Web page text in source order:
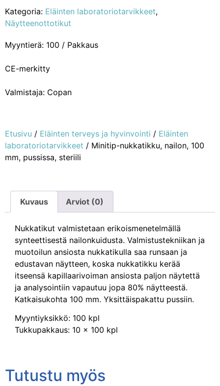
Kategoria: Eläinten laboratoriotarvikkeet,
Näytteenottotikut
Myyntierä: 100 / Pakkaus
CE-merkitty
Valmistaja: Copan
Etusivu / Eläinten terveys ja hyvinvointi / Eläinten
laboratoriotarvikkeet / Minitip-nukkatikku, nailon, 100
mm, pussissa, steriili
Kuvaus Arviot (0)
Nukkatikut valmistetaan erikoismenetelmällä
synteettisestä nailonkuidusta. Valmistustekniikan ja
muotoilun ansiosta nukkatikulla saa runsaan ja
edustavan näytteen, koska nukkatikku kerää
itseensä kapillaarivoiman ansiosta paljon näytettä
ja analysointiin vapautuu jopa 80% näytteestä.
Katkaisukohta 100 mm. Yksittäispakattu pussiin.
Myyntiyksikkö: 100 kpl
Tukkupakkaus: 10 x 100 kpl
Tutustu myös